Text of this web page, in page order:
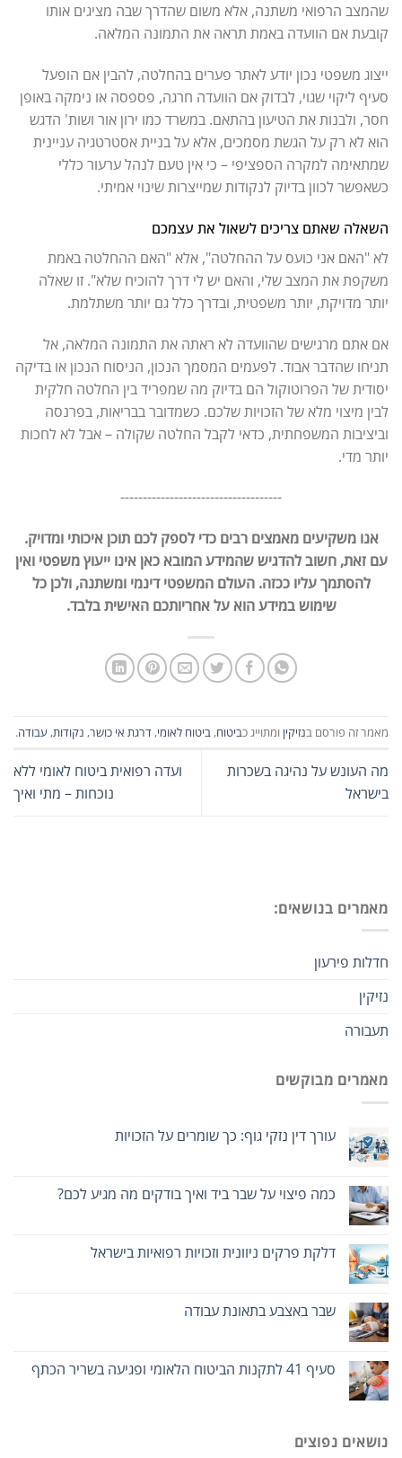
מאמרים בנושאים:
חדלות פירעון
נזיקין
תעבורה
מאמרים מבוקשים
עורך דין נזקי גוף: כך שומרים על הזכויות
כמה פיצוי על שבר ביד ואיך בודקים מה מגיע לכם?
דלקת פרקים ניוונית וזכויות רפואיות בישראל
שבר באצבע בתאונת עבודה
סעיף 41 לתקנות הביטוח הלאומי ופגיעה בשריר הכתף
נושאים נפוצים
שהמצב הרפואי משתנה, אלא משום שהדרך שבה מציגים אותו
קובעת אם הוועדה באמת תראה את התמונה המלאה.
ייצוג משפטי נכון יודע לאתר פערים בהחלטה, להבין אם הופעל
סעיף ליקוי שגוי, לבדוק אם הוועדה חרגה, פספסה או נימקה באופן
חסר, ולבנות את הטיעון בהתאם. במשרד כמו ירון אור ושות' הדגש
הוא לא רק על הגשת מסמכים, אלא על בניית אסטרטגיה עניינית
שמתאימה למקרה הספציפי – כי אין טעם לנהל ערעור כללי
כשאפשר לכוון בדיוק לנקודות שמייצרות שינוי אמיתי.
השאלה שאתם צריכים לשאול את עצמכם
לא "האם אני כועס על ההחלטה", אלא "האם ההחלטה באמת
משקפת את המצב שלי, והאם יש לי דרך להוכיח שלא". זו שאלה
יותר מדויקת, יותר משפטית, ובדרך כלל גם יותר משתלמת.
אם אתם מרגישים שהוועדה לא ראתה את התמונה המלאה, אל
תניחו שהדבר אבוד. לפעמים המסמך הנכון, הניסוח הנכון או בדיקה
יסודית של הפרוטוקול הם בדיוק מה שמפריד בין החלטה חלקית
לבין מיצוי מלא של הזכויות שלכם. כשמדובר בבריאות, בפרנסה
וביציבות המשפחתית, כדאי לקבל החלטה שקולה – אבל לא לחכות
יותר מדי.
------------------------------------
אנו משקיעים מאמצים רבים כדי לספק לכם תוכן איכותי ומדויק.
עם זאת, חשוב להדגיש שהמידע המובא כאן אינו ייעוץ משפטי ואין
להסתמך עליו ככזה. העולם המשפטי דינמי ומשתנה, ולכן כל
שימוש במידע הוא על אחריותכם האישית בלבד.
מאמר זה פורסם בנזיקיןומתוייג כביטוח, ביטוח לאומי, דרגת אי כושר, נקודות, עבודה.
מה העונש על נהיגה בשכרות
בישראל
ועדה רפואית ביטוח לאומי ללא
נוכחות – מתי ואיך